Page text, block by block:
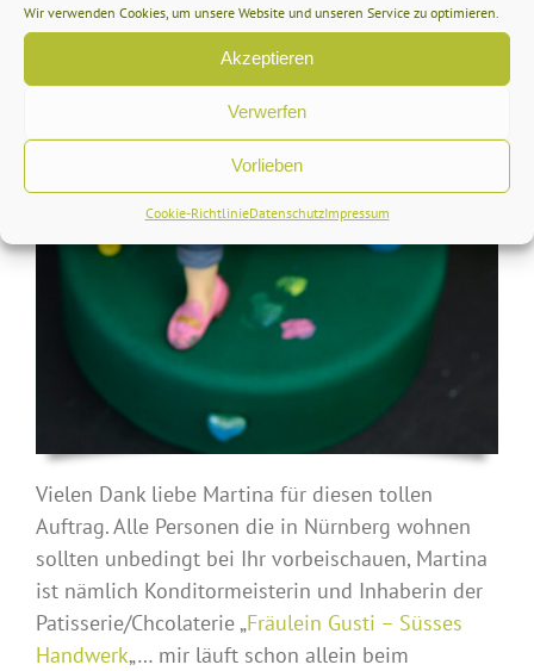
Wir verwenden Cookies, um unsere Website und unseren Service zu optimieren.
Akzeptieren
Verwerfen
Vorlieben
Cookie-RichtlinieDatenschutzImpressum
Vielen Dank liebe Martina für diesen tollen
Auftrag. Alle Personen die in Nürnberg wohnen
sollten unbedingt bei Ihr vorbeischauen, Martina
ist nämlich Konditormeisterin und Inhaberin der
Patisserie/Chcolaterie „Fräulein Gusti – Süsses
Handwerk„… mir läuft schon allein beim